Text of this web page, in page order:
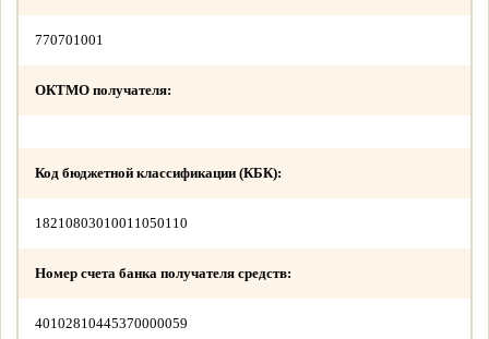
770701001
ОКТМО получателя:
Код бюджетной классификации (КБК):
18210803010011050110
Номер счета банка получателя средств:
40102810445370000059